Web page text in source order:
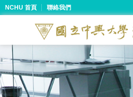
NCHU 首頁 聯絡我們